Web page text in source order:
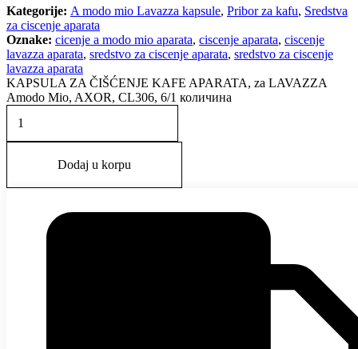
Kategorije: A modo mio Lavazza kapsule, Pribor za kafu, Sredstva
za ciscenje aparata
Oznake: cicenje a modo mio aparata, ciscenje aparata, ciscenje
lavazza aparata, sredstvo za ciscenje aparata, sredstvo za ciscenje
lavazza aparata
KAPSULA ZA ČIŠĆENJE KAFE APARATA, za LAVAZZA
Amodo Mio, AXOR, CL306, 6/1 количина
Dodaj u korpu